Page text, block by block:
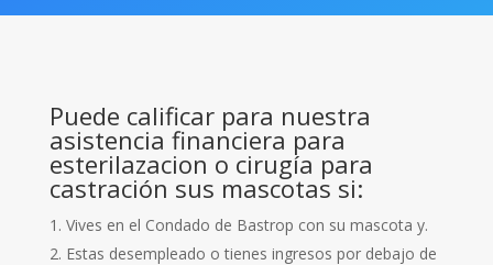
Puede calificar para nuestra
asistencia financiera para
esterilazacion o cirugía para
castración sus mascotas si:
Vives en el Condado de Bastrop con su mascota y.
Estas desempleado o tienes ingresos por debajo de